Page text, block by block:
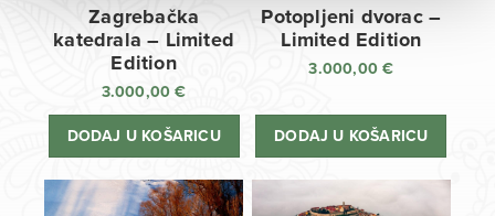
Zagrebačka
katedrala – Limited
Edition
3.000,00€
DODAJ U KOŠARICU
Potopljeni dvorac –
Limited Edition
3.000,00€
DODAJ U KOŠARICU